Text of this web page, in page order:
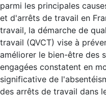
parmi les principales
et d'arrêts de travail en
travail, la démarche de
travail (QVCT) vise à
améliorer le bien-être des
engagées constatent en
significative de
des arrêts de travail dans